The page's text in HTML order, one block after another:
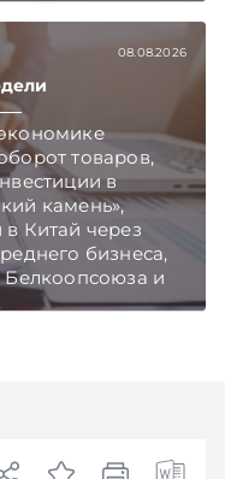
08.08.2026
товаров,
в
камень»,
Китай через
бизнеса,
Белкоопсоюза и